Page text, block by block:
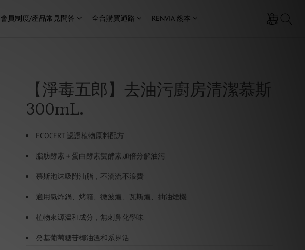
會員制度/產品常見問答 全台購買通路 RENVIA 然本
【淨毒五郎】去油污廚房清潔慕斯
300mL.
ECOCERT 認證植物原料配方
脂肪酵素＋蛋白酵素雙酵素加倍分解油污
慕斯泡沫吸附油脂，不滴流不浪費
適用氣炸鍋、烤箱、微波爐、瓦斯爐、抽油煙機
植物來源溫和成分，無刺鼻化學味
癸基葡萄糖苷椰油溫和系界活